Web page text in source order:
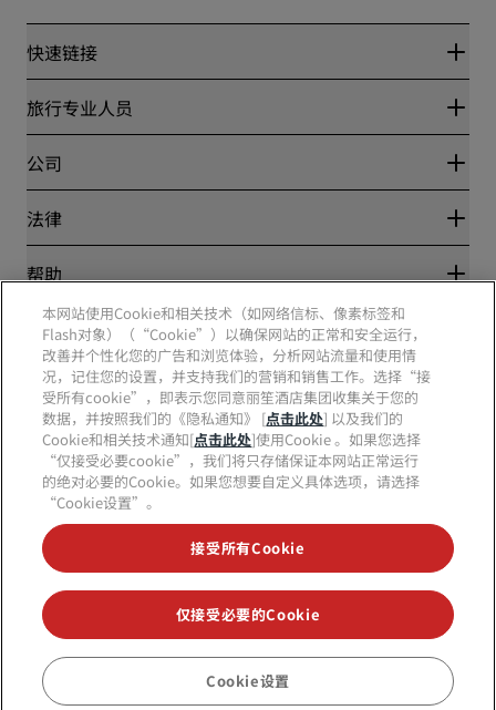
预订
快速链接
丽赏会
Blog
目的地
丽笙酒店集团APP
体育认证酒店
家庭友好型酒店
旅行专业人员
合作伙伴
公司
丽笙酒店集团
工作机会 RHG
工作机会 PPHE
工作机会 EHL
The Club by RHG
发展机会
责任经营
采购
法律
隐私中心
丽赏会条款和条件
网站使用协议
数字无障碍
现代奴隶制声明
帮助
消费者警示
联系方式
常见问题
网站地图
社交媒体
丽笙酒店集团品牌
不再错失我们最受欢迎的酒店优惠
© 2026 丽笙酒店集团.保留所有权利。RHG丽笙酒店集团、丽筠、丽芮、丽
笙、丽笙精选、丽祺、丽亭、丽柏、丽怡、Prize by Radisson、丽赏会和丽
笙会议是丽笙酒店集团的商标。
本网站使用Cookie和相关技术（如网络信标、像素标签和
Flash对象）（“Cookie”）以确保网站的正常和安全运行，
改善并个性化您的广告和浏览体验，分析网站流量和使用情
况，记住您的设置，并支持我们的营销和销售工作。选择“接
受所有cookie”，即表示您同意丽笙酒店集团收集关于您的
数据，并按照我们的《隐私通知》 [点击此处] 以及我们的
Cookie和相关技术通知[点击此处]使用Cookie 。如果您选择
“仅接受必要cookie”，我们将只存储保证本网站正常运行
的绝对必要的Cookie。如果您想要自定义具体选项，请选择
“Cookie设置”。
接受所有Cookie
仅接受必要的Cookie
Cookie设置